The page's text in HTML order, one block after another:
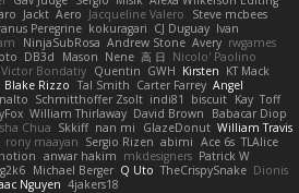
Jackt Aero Jacqueline Valero
Steve mcbees
Peregrine kokuragari CJ Duguay Ivan
NinjaSubRosa Andrew Stone Avery rwgames
DB3d Mason Nene 高 日 Nicolo' Paolino
Victor Bondatiy Quentin GWH Kirsten KT Mack
Blake Rizzo Tal Smith Carter Farrey Angel
Schmitthoffer Zsolt indi81 biscuit Kay Toff
William Thirlaway David Brown
Babacar Diop
Chua Skkiff nan mi GlazeDonut William Travis
rony maayan Sergio Rizen abimi Ace 6s TLAlice
anwar hakim mkdesigners Patrick W
Michael Berger Q Uto TheCrispySnake Dionis
Nguyen 4jakers18